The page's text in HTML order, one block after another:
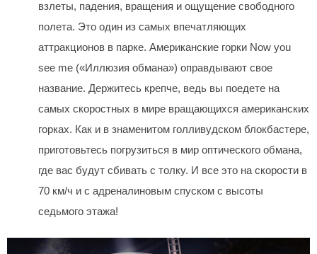
взлеты, падения, вращения и ощущение свободного
полета. Это один из самых впечатляющих
аттракционов в парке. Американские горки Now you
see me («Иллюзия обмана») оправдывают свое
название. Держитесь крепче, ведь вы поедете на
самых скоростных в мире вращающихся американских
горках. Как и в знаменитом голливудском блокбастере,
приготовьтесь погрузиться в мир оптического обмана,
где вас будут сбивать с толку. И все это на скорости в
70 км/ч и с адреналиновым спуском с высоты
седьмого этажа!